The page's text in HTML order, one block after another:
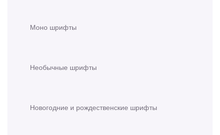
Моно шрифты
Необычные шрифты
Новогодние и рождественские шрифты